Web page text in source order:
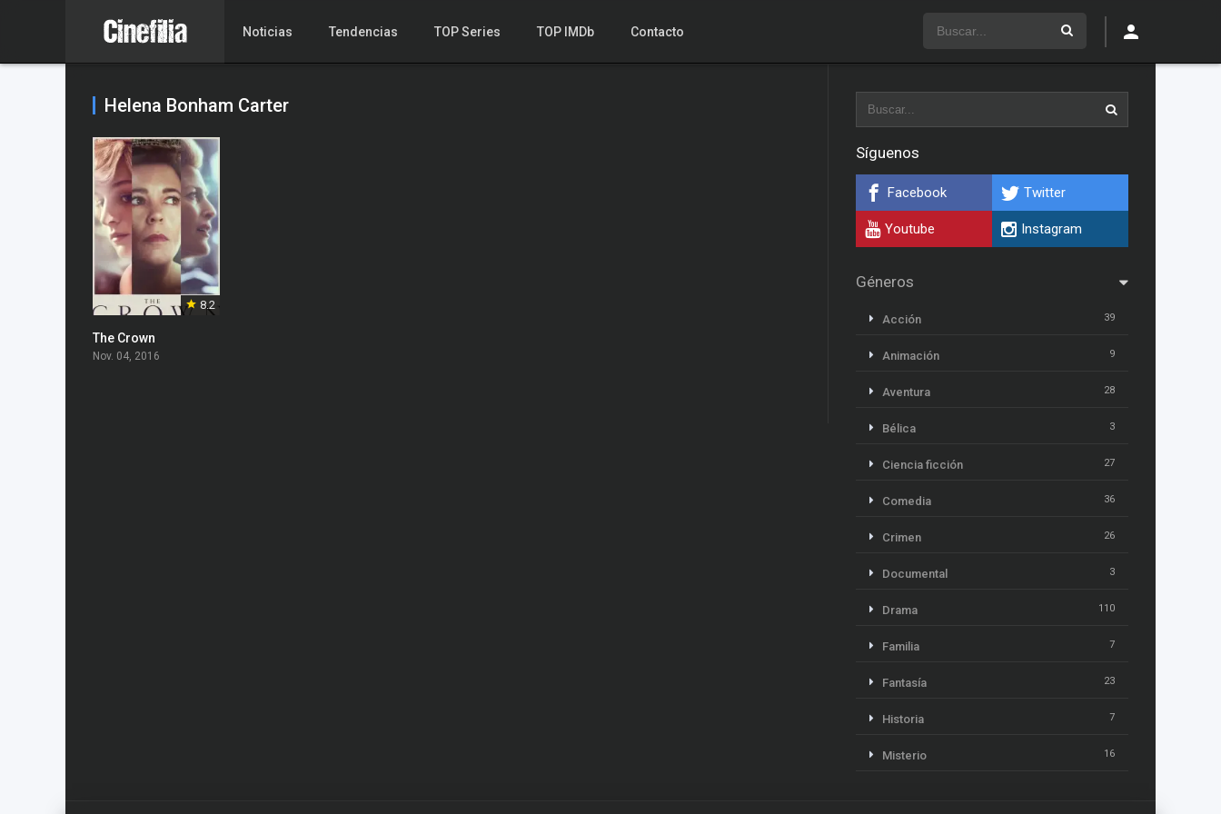
Noticias Tendencias TOP Series TOP IMDb Contacto
Helena Bonham Carter
8.2
The Crown
Nov. 04, 2016
Síguenos
Facebook Twitter
Youtube Instagram
Géneros
Acción 39
Animación 9
Aventura 28
Bélica 3
Ciencia ficción 27
Comedia 36
Crimen 26
Documental 3
Drama 110
Familia 7
Fantasía 23
Historia 7
Misterio 16